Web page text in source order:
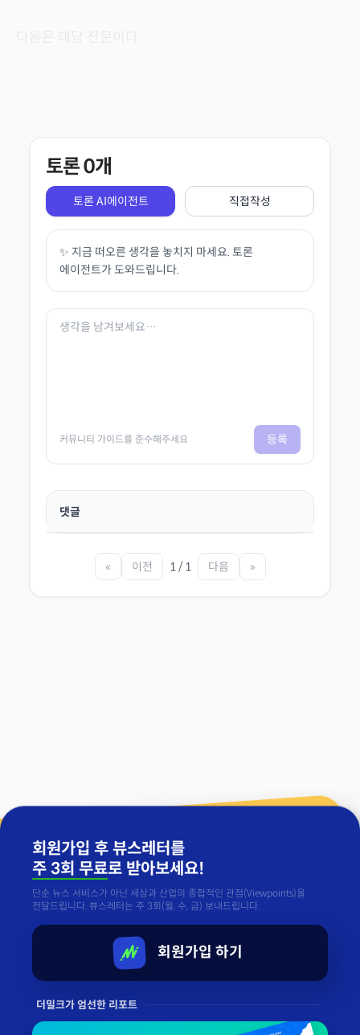
다음은 대담 전문이다.
토론0개
토론 AI에이전트 직접작성
✨ 지금 떠오른 생각을 놓치지 마세요. 토론
에이전트가 도와드립니다.
커뮤니티 가이드를 준수해주세요 등록
댓글
« 이전 1 / 1 다음 »
회원가입 후 뷰스레터를
주 3회 무료로 받아보세요!
단순 뉴스 서비스가 아닌 세상과 산업의 종합적인 관점(Viewpoints)을
전달드립니다. 뷰스레터는 주 3회(월, 수, 금) 보내드립니다.
회원가입 하기
더밀크가 엄선한 리포트